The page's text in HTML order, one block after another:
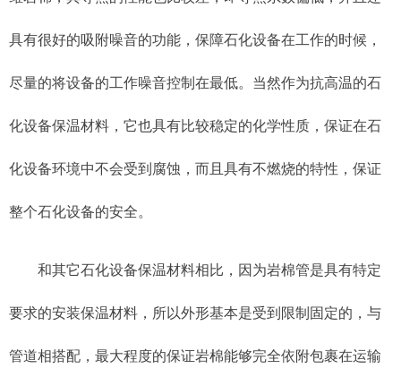
具有很好的吸附噪音的功能，保障石化设备在工作的时候，
尽量的将设备的工作噪音控制在最低。当然作为抗高温的石
化设备保温材料，它也具有比较稳定的化学性质，保证在石
化设备环境中不会受到腐蚀，而且具有不燃烧的特性，保证
整个石化设备的安全。
和其它石化设备保温材料相比，因为岩棉管是具有特定
要求的安装保温材料，所以外形基本是受到限制固定的，与
管道相搭配，最大程度的保证岩棉能够完全依附包裹在运输